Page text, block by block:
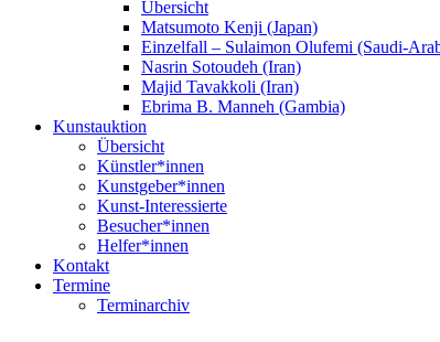
Übersicht
Matsumoto Kenji (Japan)
Einzelfall – Sulaimon Olufemi (Saudi-
Nasrin Sotoudeh (Iran)
Majid Tavakkoli (Iran)
Ebrima B. Manneh (Gambia)
Kunstauktion
Übersicht
Künstler*innen
Kunstgeber*innen
Kunst-Interessierte
Besucher*innen
Helfer*innen
Kontakt
Termine
Terminarchiv